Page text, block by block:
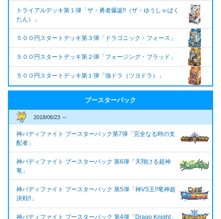
トライアルデッキ第１弾「ザ・勇者爆誕!!（ザ・ゆうしゃばく
たん）」
５００円スタートデッキ第３弾「ドラゴニック・フォース」
５００円スタートデッキ第２弾「フォージング・ブラッド」
５００円スタートデッキ第１弾「強ドラ（ツヨドラ）」
ブースターパック
2018/06/23 ～
神バディファイト ブースターパック第7弾「完全なる時の支
配者」
神バディファイト ブースターパック 第6弾「天翔ける超神
竜」
神バディファイト ブースターパック 第5弾「神VS王!!竜神超
決戦!!」
神バディファイト ブースターパック 第4弾「Drago Knight」